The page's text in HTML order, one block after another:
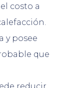
costo a
y posee
que
reducir